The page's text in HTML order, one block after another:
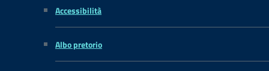
Accessibilità
Albo pretorio